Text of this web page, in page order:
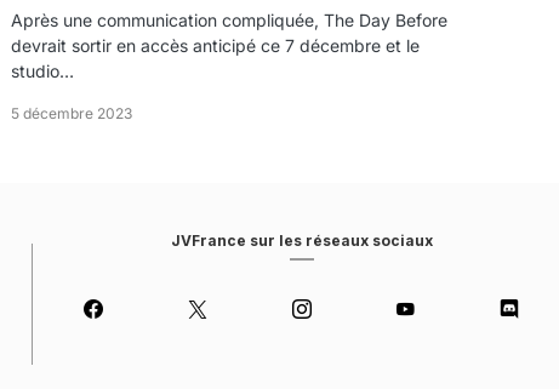
Après une communication compliquée, The Day Before
devrait sortir en accès anticipé ce 7 décembre et le
studio…
5 décembre 2023
JVFrance sur les réseaux sociaux